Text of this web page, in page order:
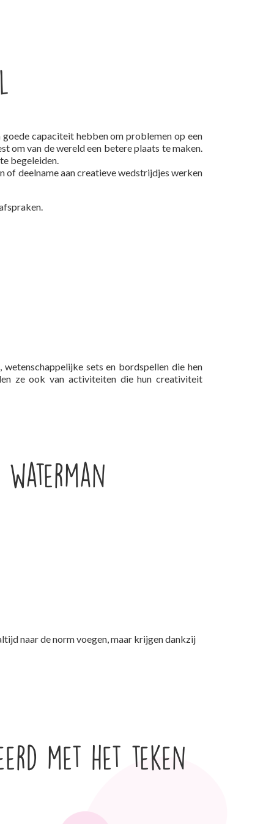
goede capaciteit hebben om problemen op een
om van de wereld een betere plaats te maken.
begeleiden.
of deelname aan creatieve wedstrijdjes werken
sets en bordspellen die hen
ze ook van activiteiten die hun creativiteit
naar de norm voegen, maar krijgen dankzij
met het teken